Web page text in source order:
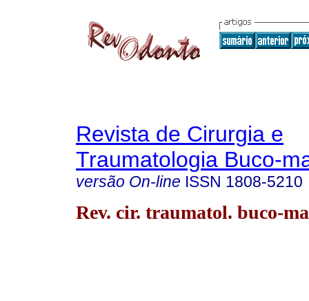
Revista de Cirurgia e
Traumatologia Buco-
versão On-line ISSN 1808-5210
Rev. cir. traumatol. buco-